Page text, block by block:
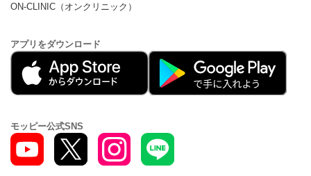
ON-CLINIC（オンクリニック）
アプリをダウンロード
モッピー公式SNS